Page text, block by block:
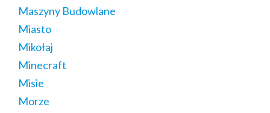
Maszyny Budowlane
Miasto
Mikołaj
Minecraft
Misie
Morze